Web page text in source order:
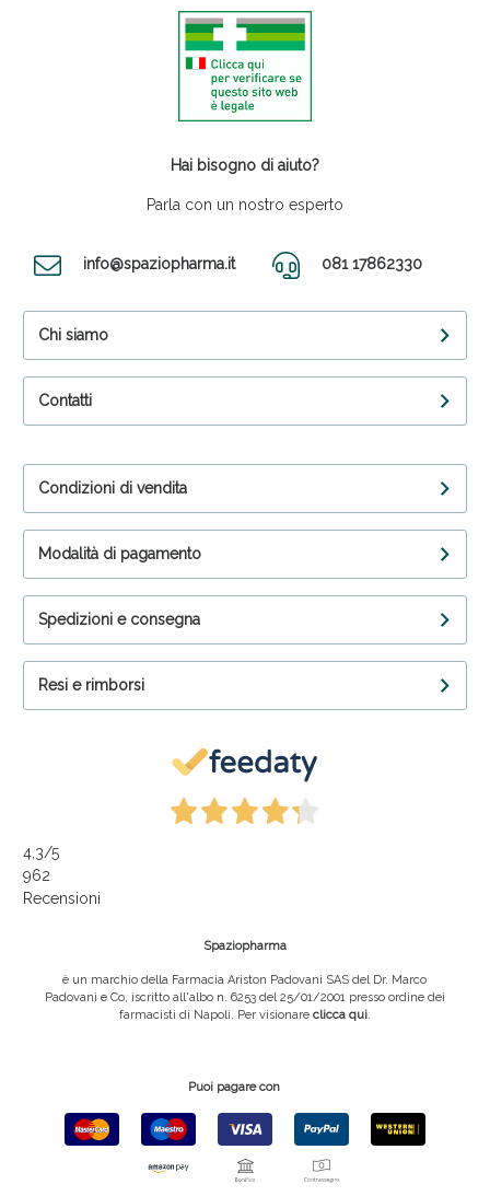
Hai bisogno di aiuto?
Parla con un nostro esperto
info@spaziopharma.it 081 17862330
Chi siamo
Contatti
Condizioni di vendita
Modalità di pagamento
Spedizioni e consegna
Resi e rimborsi
4,3/5
962
Recensioni
Spaziopharma
è un marchio della Farmacia Ariston Padovani SAS del Dr. Marco
Padovani e Co, iscritto all'albo n. 6253 del 25/01/2001 presso ordine dei
farmacisti di Napoli. Per visionare clicca qui.
Puoi pagare con